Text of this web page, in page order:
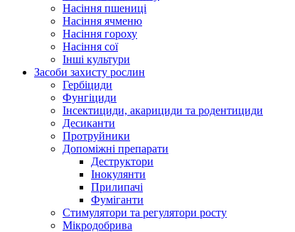
Насіння пшениці
Насіння ячменю
Насіння гороху
Насіння сої
Інші культури
Засоби захисту рослин
Гербіциди
Фунгіциди
Інсектициди, акарициди та родентициди
Десиканти
Протруйники
Допоміжні препарати
Деструктори
Інокулянти
Прилипачі
Фуміганти
Стимулятори та регулятори росту
Мікродобрива